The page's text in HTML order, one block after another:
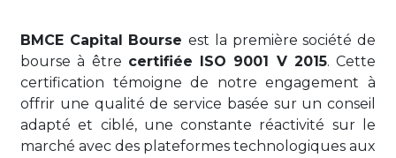
BMCE Capital Bourseest la première société de
bourse à être certifiée ISO 9001 V 2015. Cette
certification témoigne de notre engagement à
offrir une qualité de service basée sur un conseil
adapté et ciblé, une constante réactivité sur le
marché avec des plateformes technologiques aux